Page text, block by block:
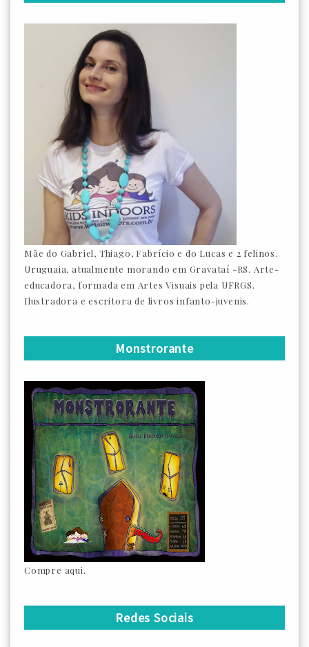
Mãe do Gabriel, Thiago, Fabrício e do Lucas e 2 felinos.
Uruguaia, atualmente morando em Gravataí -RS. Arte-
educadora, formada em Artes Visuais pela UFRGS.
Ilustradora e escritora de livros infanto-juvenis.
Monstrorante
Compre aqui.
Redes Sociais